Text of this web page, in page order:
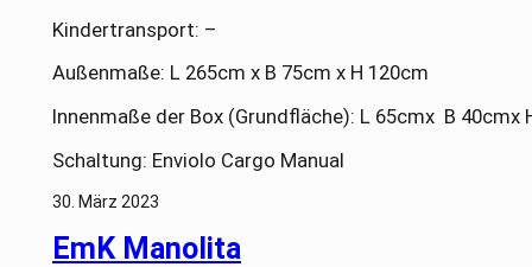
Kindertransport: –
Außenmaße: L 265cm x B 75cm x H 120cm
Innenmaße der Box (Grundfläche): L 65cmx B 40cmx
Schaltung: Enviolo Cargo Manual
30. März 2023
EmK Manolita